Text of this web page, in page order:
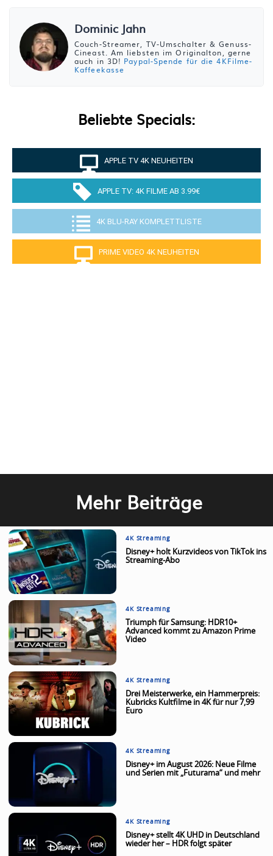
Dominic Jahn
Couch-Streamer, TV-Umschalter & Genuss-
Cineast. Am liebsten im Originalton, gerne
auch in 3D! Paypal-Spende für die 4KFilme-
Kaffeekasse
Beliebte Specials:
APPLE TV 4K NEUHEITEN
APPLE TV: 4K FILME AB 3.99€
4K BLU-RAY KOMPLETTLISTE
PRIME VIDEO 4K NEUHEITEN
Mehr Beiträge
4K Streaming
Disney+ holt Kurzvideos von TikTok ins
Streaming-Abo
4K Streaming
Triumph für Samsung: HDR10+
Advanced kommt zu Amazon Prime
Video
4K Streaming
Drei Meisterwerke, ein Hammerpreis:
Kubricks Kultfilme in 4K für nur 7,99
Euro
4K Streaming
Disney+ im August 2026: Neue Filme
und Serien mit „Futurama“ und mehr
4K Streaming
Disney+ stellt 4K UHD in Deutschland
wieder her – HDR folgt später